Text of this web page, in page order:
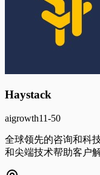
Haystack
aigrowth11-50
全球领先的咨询和科
和尖端技术帮助客户